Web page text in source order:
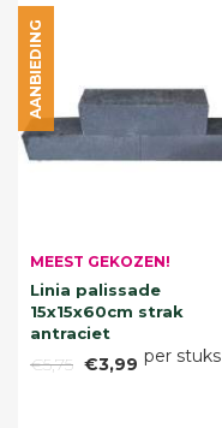
MEEST GEKOZEN!
Linia palissade
15x15x60cm strak
antraciet
€5,75 €3,99 per stuks
AANBIEDING